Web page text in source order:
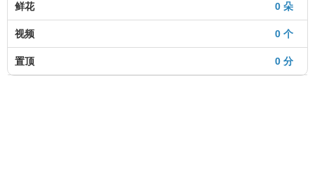
0 朵
鲜花
0 个
视频
0 分
置顶